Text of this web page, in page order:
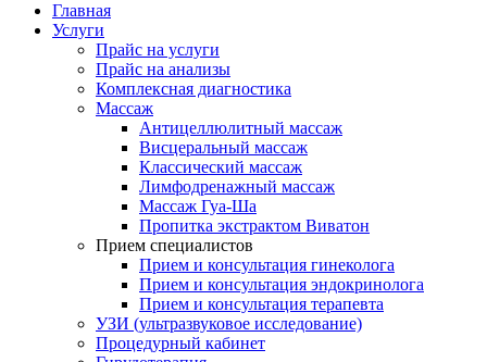
жизнь"Главная
Услуги
Прайс на услуги
Прайс на анализы
Комплексная диагностика
Массаж
Антицеллюлитный массаж
Висцеральный массаж
Классический массаж
Лимфодренажный массаж
Массаж Гуа-Ша
Пропитка экстрактом Виватон
Прием специалистов
Прием и консультация гинеколога
Прием и консультация эндокринолога
Прием и консультация терапевта
УЗИ (ультразвуковое исследование)
Процедурный кабинет